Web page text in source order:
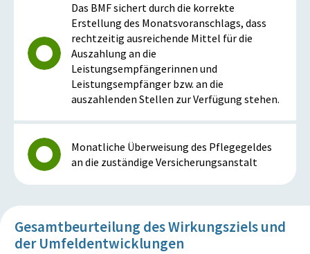
Das BMF sichert durch die korrekte
Erstellung des Monatsvoranschlags, dass
rechtzeitig ausreichende Mittel für die
Auszahlung an die
Leistungsempfängerinnen und
Leistungsempfänger bzw. an die
auszahlenden Stellen zur Verfügung stehen.
Monatliche Überweisung des Pflegegeldes
an die zuständige Versicherungsanstalt
Gesamtbeurteilung des Wirkungsziels und
der Umfeldentwicklungen